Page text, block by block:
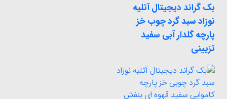
بک گراند دیجیتال آتلیه
نوزاد سبد گرد چوب خز
پارچه گلدار آبی سفید
تزیینی